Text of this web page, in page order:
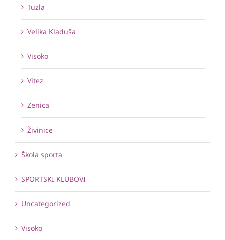
Tuzla
Velika Kladuša
Visoko
Vitez
Zenica
Živinice
Škola sporta
SPORTSKI KLUBOVI
Uncategorized
Visoko